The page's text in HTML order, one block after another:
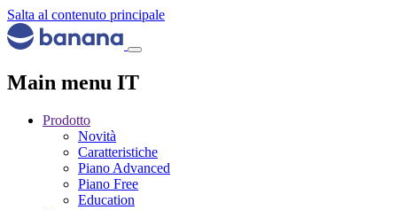
Salta al contenuto principale
Main menu IT
Prodotto
Novità
Caratteristiche
Piano Advanced
Piano Free
Education